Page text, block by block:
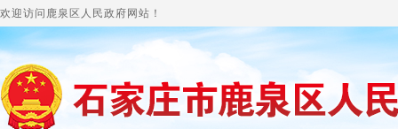
欢迎访问鹿泉区人民政府网站！